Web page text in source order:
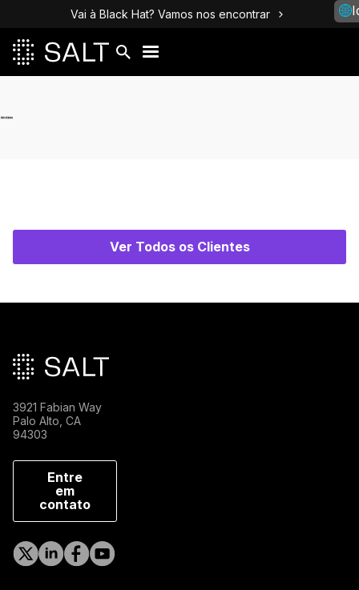
Vai à Black Hat? Vamos nos encontrar
Ver Todos os Clientes
3921 Fabian Way
Palo Alto, CA
94303
Entre
em
contato